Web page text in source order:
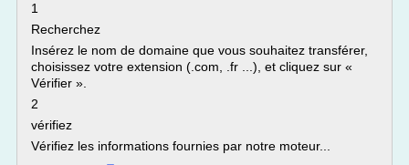
1
Recherchez
Insérez le nom de domaine que vous souhaitez transférer,
choisissez votre extension (.com, .fr ...), et cliquez sur «
Vérifier ».
2
vérifiez
Vérifiez les informations fournies par notre moteur...